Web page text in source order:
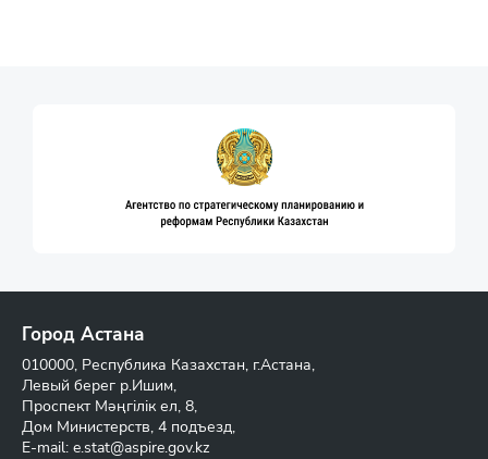
Город Астана
010000, Республика Казахстан, г.Астана,
Левый берег р.Ишим,
Проспект Мәңгілік ел, 8,
Дом Министерств, 4 подъезд,
E-mail: e.stat@aspire.gov.kz